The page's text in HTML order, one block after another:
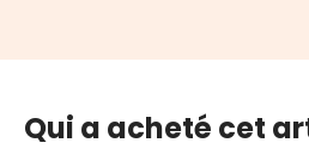
Qui a acheté cet